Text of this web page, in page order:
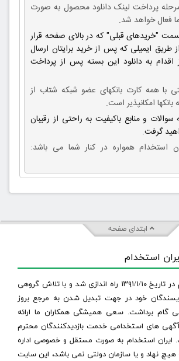
پرداخت لینک دانلود محصول به صورت
فعال خواهد شد.
"خریدهای قبلی" که در بالای صفحه قرار
طریق ایمیلی که پس از خرید برایتان ارسال
به دانلود این بسته پس از پرداخت
با همه کارت بانکهای عضو شبکه شتاب از
امکانپذیر است.
سوالات و منابع باکیفیت به راحتی از رقیبان
گرفت.
استخدام همواره در کنار شما می باشد:
ابتدای صفحه
استخدام
سایت ایران استخدام در تاریخ ۱۳۹۱/۱/۱۰ راه اندازی شد و با تلاش گروهی
خود در جهت تبدیل شدن به مرجع بروز
گام برداشت. سعی همیشگی همکاران ما ارائه
های استخدامی خدمت بازدیدکنندگان محترم
ایران استخدام به صورت مستقل و خصوصی اداره
نهاد و یا سازمان دولتی نمی باشد، این سایت